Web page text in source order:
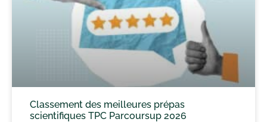
Classement des meilleures prépas
scientifiques TPC Parcoursup 2026